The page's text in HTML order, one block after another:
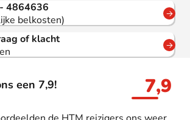
een 7,9! 7,9
4864636
belkosten)
of klacht